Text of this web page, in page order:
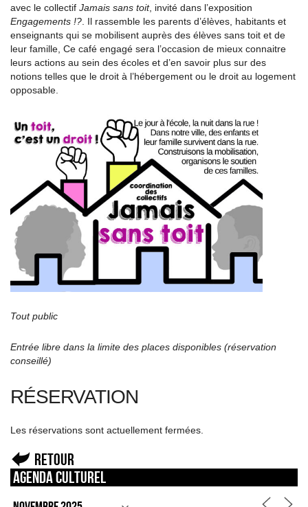
avec le collectif Jamais sans toit, invité dans l’exposition
Engagements !? . Il rassemble les parents d’élèves, habitants et
enseignants qui se mobilisent auprès des élèves sans toit et de
leur famille, Ce café engagé sera l’occasion de mieux connaitre
leurs actions au sein des écoles et d’en savoir plus sur des
notions telles que le droit à l’hébergement ou le droit au logement
opposable.
Tout public
Entrée libre dans la limite des places disponibles (réservation
conseillé)
RÉSERVATION
Les réservations sont actuellement fermées.
Retour
Agenda culturel